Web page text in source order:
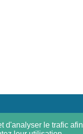
d'analyser le trafic afin